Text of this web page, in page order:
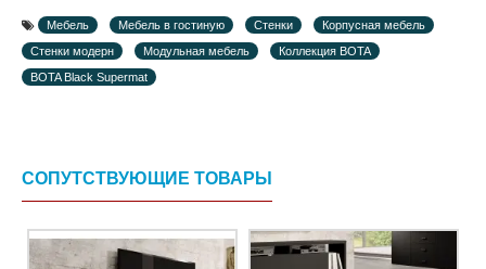
Мебель Мебель в гостиную Стенки
Корпусная мебель
Стенки модерн
Модульная мебель
Коллекция BOTA
BOTA Black Supermat
СОПУТСТВУЮЩИЕ ТОВАРЫ